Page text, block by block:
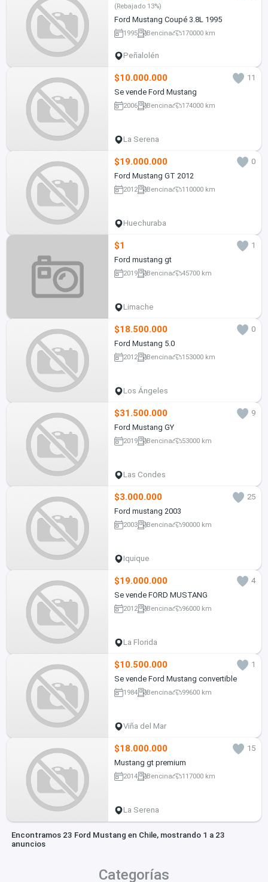
(Rebajado 13%)
Ford Mustang Coupé 3.8L 1995
1995 Bencina 170000 km
Peñalolén
$10.000.000
11
Se vende Ford Mustang
2006 Bencina 174000 km
La Serena
$19.000.000
0
Ford Mustang GT 2012
2012 Bencina 110000 km
Huechuraba
$1
1
Ford mustang gt
2019 Bencina 45700 km
Limache
$18.500.000
0
Ford Mustang 5.0
2012 Bencina 153000 km
Los Ángeles
$31.500.000
9
Ford Mustang GY
2019 Bencina 53000 km
Las Condes
$3.000.000
25
Ford mustang 2003
2003 Bencina 90000 km
Iquique
$19.000.000
4
Se vende FORD MUSTANG
2012 Bencina 96000 km
La Florida
$10.500.000
1
Se vende Ford Mustang convertible
1984 Bencina 99600 km
Viña del Mar
$18.000.000
15
Mustang gt premium
2014 Bencina 117000 km
La Serena
Encontramos 23 Ford Mustang en Chile, mostrando 1 a 23
anuncios
Categorías